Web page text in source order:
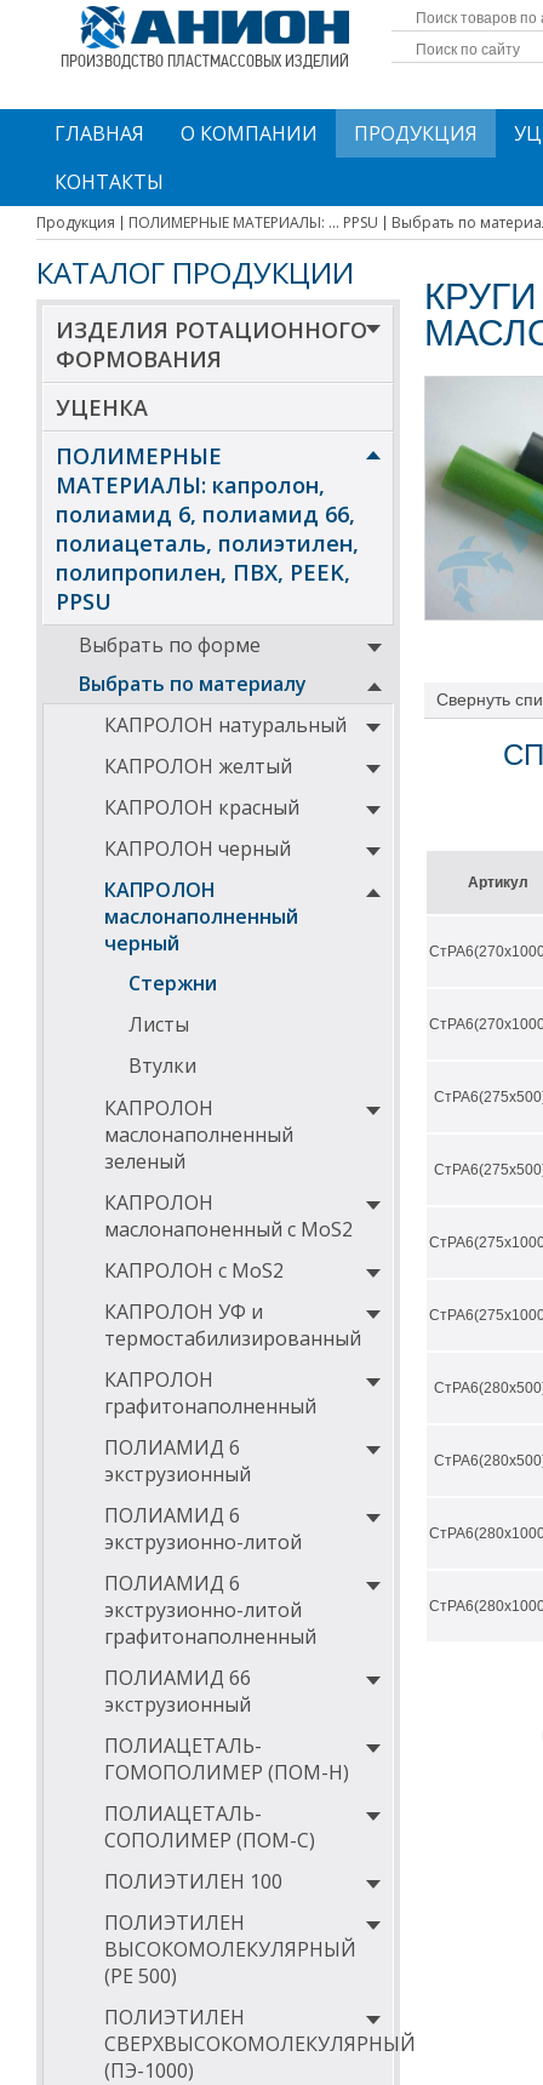
ПРОИЗВОДСТВО ПЛАСТМАССОВЫХ ИЗДЕЛИЙ
ГЛАВНАЯ О КОМПАНИИ ПРОДУКЦИЯ
КОНТАКТЫ
Продукция ПОЛИМЕРНЫЕ МАТЕРИАЛЫ: ... PPSU Выбрать по
КАТАЛОГ ПРОДУКЦИИ
ИЗДЕЛИЯ РОТАЦИОННОГО
ФОРМОВАНИЯ
УЦЕНКА
ПОЛИМЕРНЫЕ
МАТЕРИАЛЫ: капролон,
полиамид 6, полиамид 66,
полиацеталь, полиэтилен,
полипропилен, ПВХ, PEEK,
PPSU
Выбрать по форме
Выбрать по материалу
КАПРОЛОН натуральный
КАПРОЛОН желтый
КАПРОЛОН красный
КАПРОЛОН черный
КАПРОЛОН
маслонаполненный
черный
Стержни
Листы
Втулки
КАПРОЛОН
маслонаполненный
зеленый
КАПРОЛОН
маслонапоненный с MoS2
КАПРОЛОН с MoS2
КАПРОЛОН УФ и
термостабилизированный
КАПРОЛОН
графитонаполненный
ПОЛИАМИД 6
экструзионный
ПОЛИАМИД 6
экструзионно-литой
ПОЛИАМИД 6
экструзионно-литой
графитонаполненный
ПОЛИАМИД 66
экструзионный
ПОЛИАЦЕТАЛЬ-
ГОМОПОЛИМЕР (ПОМ-Н)
ПОЛИАЦЕТАЛЬ-
СОПОЛИМЕР (ПОМ-С)
ПОЛИЭТИЛЕН 100
ПОЛИЭТИЛЕН
ВЫСОКОМОЛЕКУЛЯРНЫЙ
(РЕ 500)
ПОЛИЭТИЛЕН
СВЕРХВЫСОКОМОЛЕКУЛЯРНЫЙ
(ПЭ-1000)
Свернуть
Артикул